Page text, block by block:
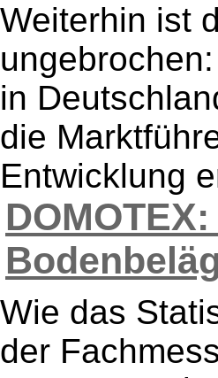
Weiterhin ist
in
die
Entwicklung
Wie das
der